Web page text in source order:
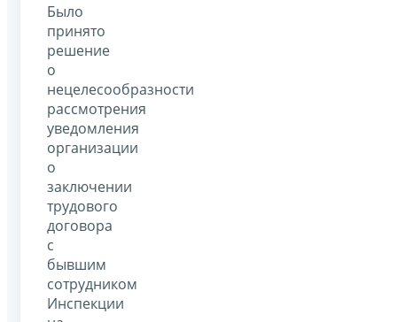
Было
принято
решение
о
нецелесообразности
рассмотрения
уведомления
организации
о
заключении
трудового
договора
с
бывшим
сотрудником
Инспекции